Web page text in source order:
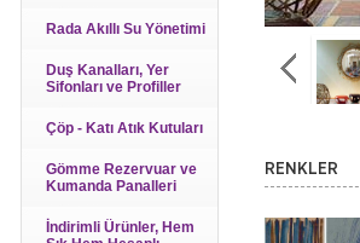
Rada Akıllı Su Yönetimi
Duş Kanalları, Yer
Sifonları ve Profiller
Çöp - Katı Atık Kutuları
Gömme Rezervuar ve
Kumanda Panalleri
İndirimli Ürünler, Hem
RENKLER